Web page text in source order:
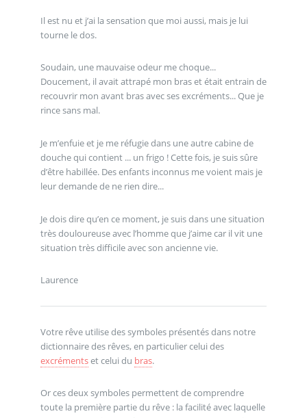
Il est nu et j’ai la sensation que moi aussi, mais je lui
tourne le dos.
Soudain, une mauvaise odeur me choque...
Doucement, il avait attrapé mon bras et était entrain de
recouvrir mon avant bras avec ses excréments... Que je
rince sans mal.
Je m’enfuie et je me réfugie dans une autre cabine de
douche qui contient ... un frigo ! Cette fois, je suis sûre
d’être habillée. Des enfants inconnus me voient mais je
leur demande de ne rien dire...
Je dois dire qu’en ce moment, je suis dans une situation
très douloureuse avec l’homme que j’aime car il vit une
situation très difficile avec son ancienne vie.
Laurence
Votre rêve utilise des symboles présentés dans notre
dictionnaire des rêves, en particulier celui des
excrémentset celui du bras.
Or ces deux symboles permettent de comprendre
toute la première partie du rêve : la facilité avec laquelle